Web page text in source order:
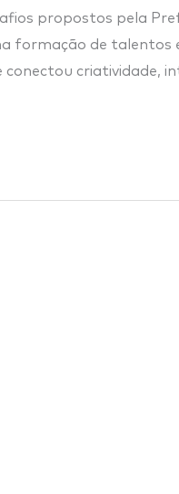
propostos pela
formação de talentos
conectou criatividade,